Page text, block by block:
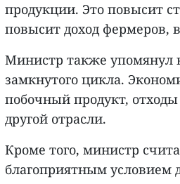
продукции. Это повысит
повысит доход фермеров,
Министр также упомянул
замкнутого цикла.
побочный продукт,
другой отрасли.
Кроме того, министр
благоприятным условием